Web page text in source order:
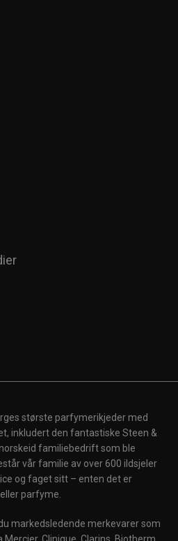
største parfymerikjeder med
inkludert den fantastiske Steen &
familiebedrift som ble
vår familie av over 600 ildsjeler
og faget sitt – enten det er
parfyme.
markedsledende merkevarer som